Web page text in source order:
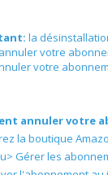
la
votre
votre
annuler votre
la boutique
Gérer les